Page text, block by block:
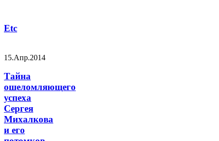
Etc
15.Апр.2014
Тайна
ошеломляющего
успеха
Сергея
Михалкова
и его